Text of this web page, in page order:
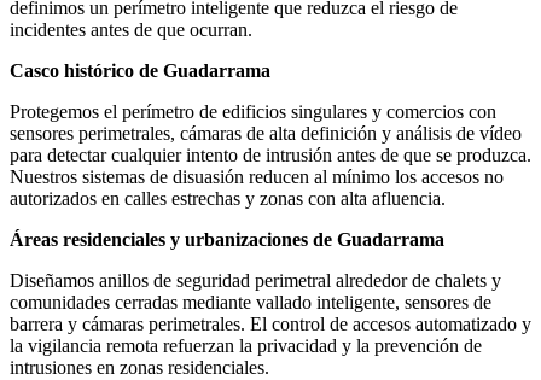
definimos un perímetro inteligente que reduzca el riesgo de
incidentes antes de que ocurran.
Casco histórico de Guadarrama
Protegemos el perímetro de edificios singulares y comercios con
sensores perimetrales, cámaras de alta definición y análisis de vídeo
para detectar cualquier intento de intrusión antes de que se produzca.
Nuestros sistemas de disuasión reducen al mínimo los accesos no
autorizados en calles estrechas y zonas con alta afluencia.
Áreas residenciales y urbanizaciones de Guadarrama
Diseñamos anillos de seguridad perimetral alrededor de chalets y
comunidades cerradas mediante vallado inteligente, sensores de
barrera y cámaras perimetrales. El control de accesos automatizado y
la vigilancia remota refuerzan la privacidad y la prevención de
intrusiones en zonas residenciales.